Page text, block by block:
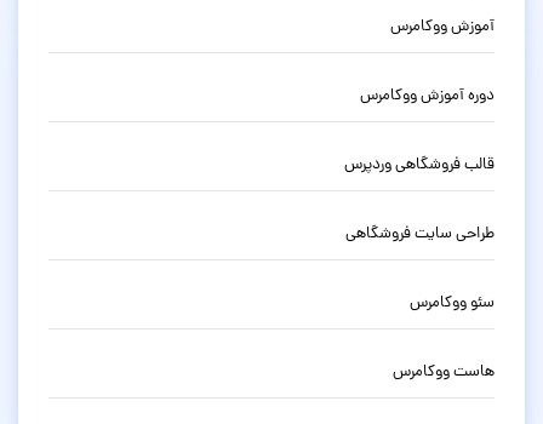
آموزش ووکامرس
دوره آموزش ووکامرس
قالب فروشگاهی وردپرس
طراحی سایت فروشگاهی
سئو ووکامرس
هاست ووکامرس